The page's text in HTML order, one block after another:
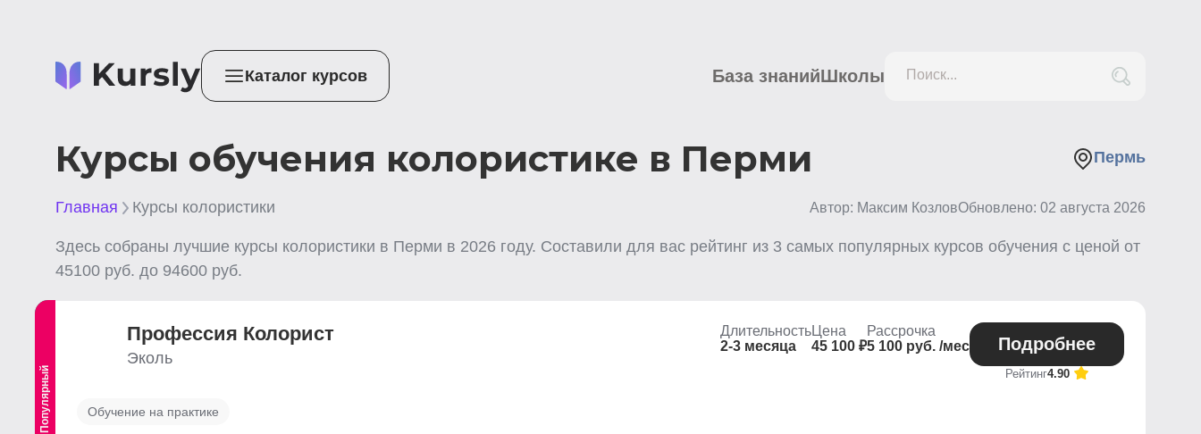
Каталог курсов База знанийШколы Поиск...
Курсы обучения колористике в Перми Пермь
Главная Курсы колористики Автор: Максим КозловОбновлено: 02 августа 2026
Здесь собраны лучшие курсы колористики в Перми в 2026 году. Составили для вас рейтинг из 3 самых популярных курсов обучения с ценой от
45100 руб. до 94600 руб.
Выгодный
Популярный
Профессия Колорист
Эколь
Длительность
2-3 месяца
Цена
45 100 ₽
Рассрочка
5 100 руб. /мес
Подробнее
Рейтинг4.90
Обучение на практике